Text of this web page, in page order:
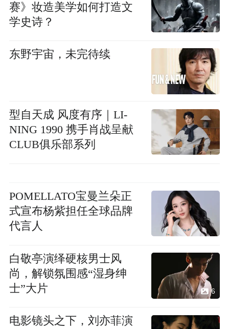
赛》妆造美学如何打造文
学史诗？
东野宇宙，未完待续
型自天成 风度有序｜LI-
NING 1990 携手肖战呈献
CLUB俱乐部系列
POMELLATO宝曼兰朵正
式宣布杨紫担任全球品牌
代言人
白敬亭演绎硬核男士风
尚，解锁氛围感“湿身绅
士”大片
6
电影镜头之下，刘亦菲演